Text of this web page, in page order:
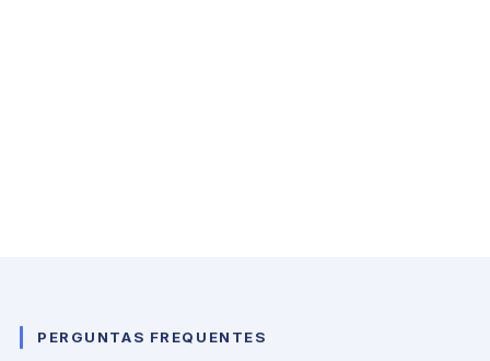
PERGUNTAS FREQUENTES